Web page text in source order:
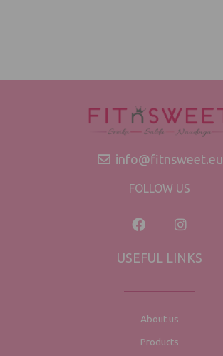
info@fitnsweet.eu
FOLLOW US
USEFUL LINKS
About us
Products